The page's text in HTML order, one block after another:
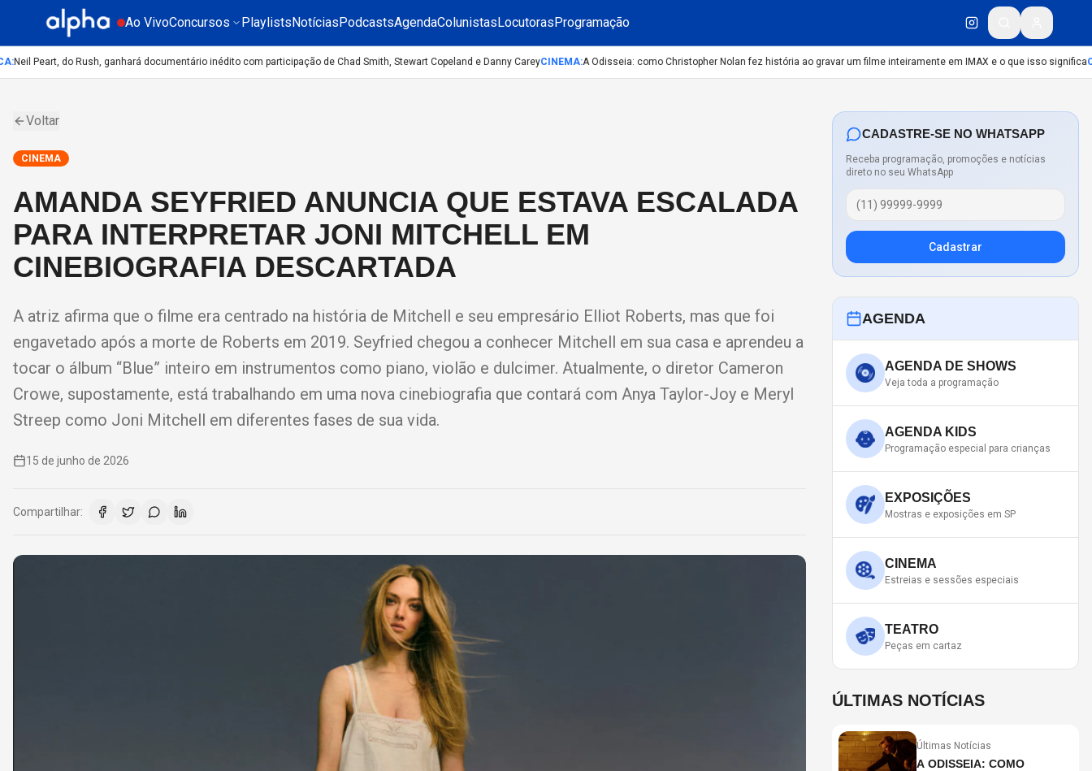
Ao VivoConcursos PlaylistsNotíciasPodcastsAgendaColunistasLocutorasProgramação
:Neil Peart, do Rush, ganhará documentário inédito com participação de Chad Smith, Stewart Copeland e Danny CareyCINEMA:A Odisseia: como Christopher Nolan fez história ao gravar um filme inteiramente em IMAX e o que isso significa
Voltar
CINEMA
AMANDA SEYFRIED ANUNCIA QUE ESTAVA ESCALADA
PARA INTERPRETAR JONI MITCHELL EM
CINEBIOGRAFIA DESCARTADA
A atriz afirma que o filme era centrado na história de Mitchell e seu empresário Elliot Roberts, mas que foi
engavetado após a morte de Roberts em 2019. Seyfried chegou a conhecer Mitchell em sua casa e aprendeu a
tocar o álbum “Blue” inteiro em instrumentos como piano, violão e dulcimer. Atualmente, o diretor Cameron
Crowe, supostamente, está trabalhando em uma nova cinebiografia que contará com Anya Taylor-Joy e Meryl
Streep como Joni Mitchell em diferentes fases de sua vida.
15 de junho de 2026
Compartilhar:
CADASTRE-SE NO WHATSAPP
Receba programação, promoções e notícias
direto no seu WhatsApp
Cadastrar
AGENDA
AGENDA DE SHOWS
Veja toda a programação
AGENDA KIDS
Programação especial para crianças
EXPOSIÇÕES
Mostras e exposições em SP
CINEMA
Estreias e sessões especiais
TEATRO
Peças em cartaz
ÚLTIMAS NOTÍCIAS
Últimas Notícias
A ODISSEIA: COMO